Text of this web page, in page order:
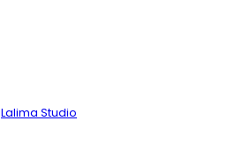
Lalima Studio